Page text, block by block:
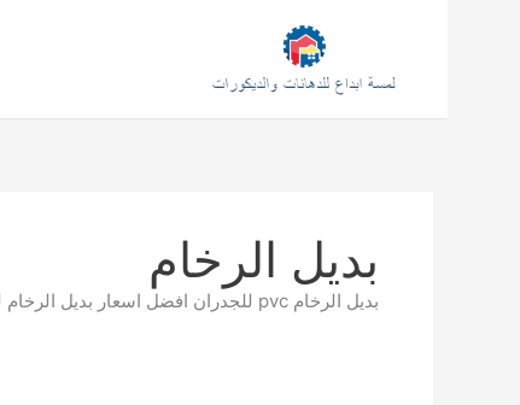
بديل الرخام
بديل الرخام pvc للجدران افضل اسعار بديل الرخام لدينا بديل الرخام للمطابخ والشاشات والطاولات في جده